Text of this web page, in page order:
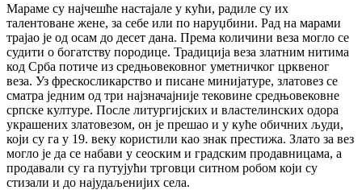
Мараме су најчешће настајале у кући, радиле су их
талентоване жене, за себе или по наруџбини. Рад на марами
трајао је од осам до десет дана. Према количини веза могло се
судити о богатству породице. Традиција веза златним нитима
код Срба потиче из средњовековног уметничког црквеног
веза. Уз фрескосликарство и писане минијатуре, златовез се
сматра једним од три најзначајније тековине средњовековне
српске културе. После литургијских и властелинских одора
украшених златовезом, он је прешао и у куће обичних људи,
који су га у 19. веку користили као знак престижа. Злато за вез
могло је да се набави у сеоским и градским продавницама, а
продавали су га путујући трговци ситном робом који су
стизали и до најудаљенијих села.